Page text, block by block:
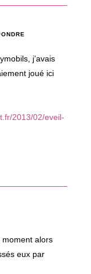
j’avais
joué ici
2013/02/eveil-
moment alors
eux par